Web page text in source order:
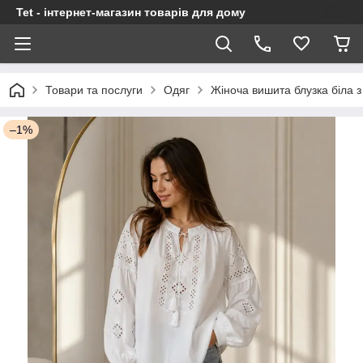
Tet - інтернет-магазин товарів для дому
Товари та послуги Одяг Жіноча вишита блузка біла
–1%